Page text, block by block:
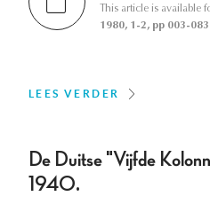
This article is available
1980, 1-2, pp 003-
LEES VERDER
De Duitse "Vijfde
1940.